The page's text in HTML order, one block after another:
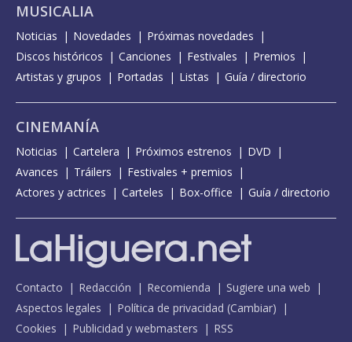
MUSICALIA
Noticias Novedades
Próximas novedades
Discos históricos
Canciones Festivales
Premios
Artistas y grupos
Portadas Listas Guía / directorio
CINEMANÍA
Noticias Cartelera Próximos estrenos
DVD
Avances
Tráilers
Festivales + premios
Actores y actrices
Carteles Box-office Guía / directorio
Contacto Redacción Recomienda
Sugiere una web
Aspectos legales
Política de privacidad (Cambiar)
Cookies
Publicidad y webmasters RSS